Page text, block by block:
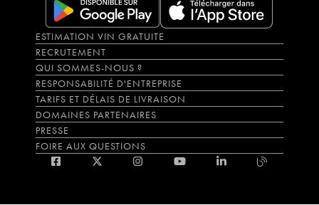
ESTIMATION VIN GRATUITE
RECRUTEMENT
QUI SOMMES-NOUS ?
RESPONSABILITÉ D'ENTREPRISE
TARIFS ET DÉLAIS DE LIVRAISON
DOMAINES PARTENAIRES
PRESSE
FOIRE AUX QUESTIONS